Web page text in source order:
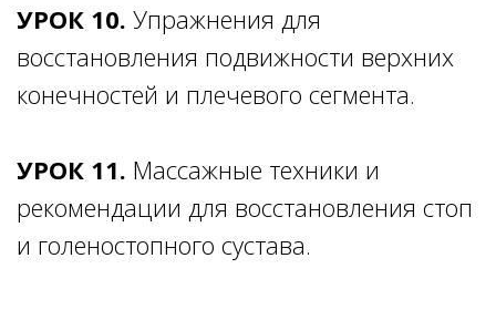
УРОК 10. Упражнения для
восстановления подвижности верхних
конечностей и плечевого сегмента.
УРОК 11. Массажные техники и
рекомендации для восстановления стоп
и голеностопного сустава.